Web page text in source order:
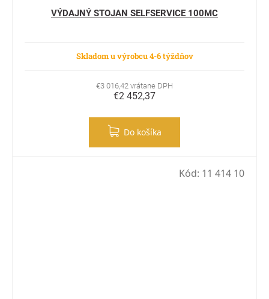
VÝDAJNÝ STOJAN SELFSERVICE 100MC
Skladom u výrobcu 4-6 týždňov
€3 016,42 vrátane DPH
€2 452,37
Do košíka
Kód: 11 414 10